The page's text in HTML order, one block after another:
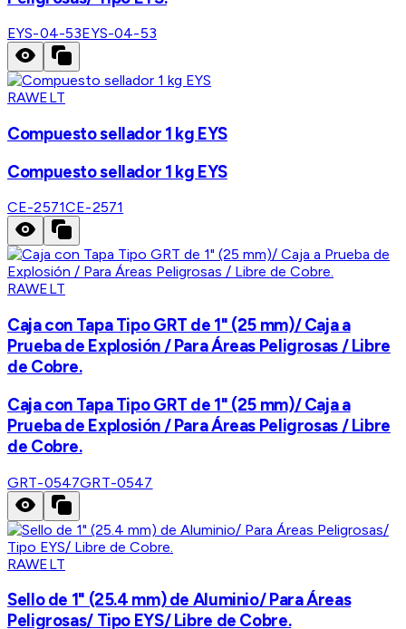
EYS-04-53EYS-04-53
RAWELT
Compuesto sellador 1 kg EYS
Compuesto sellador 1 kg EYS
CE-2571CE-2571
RAWELT
Caja con Tapa Tipo GRT de 1" (25 mm)/ Caja a
Prueba de Explosión / Para Áreas Peligrosas / Libre
de Cobre.
Caja con Tapa Tipo GRT de 1" (25 mm)/ Caja a
Prueba de Explosión / Para Áreas Peligrosas / Libre
de Cobre.
GRT-0547GRT-0547
RAWELT
Sello de 1" (25.4 mm) de Aluminio/ Para Áreas
Peligrosas/ Tipo EYS/ Libre de Cobre.